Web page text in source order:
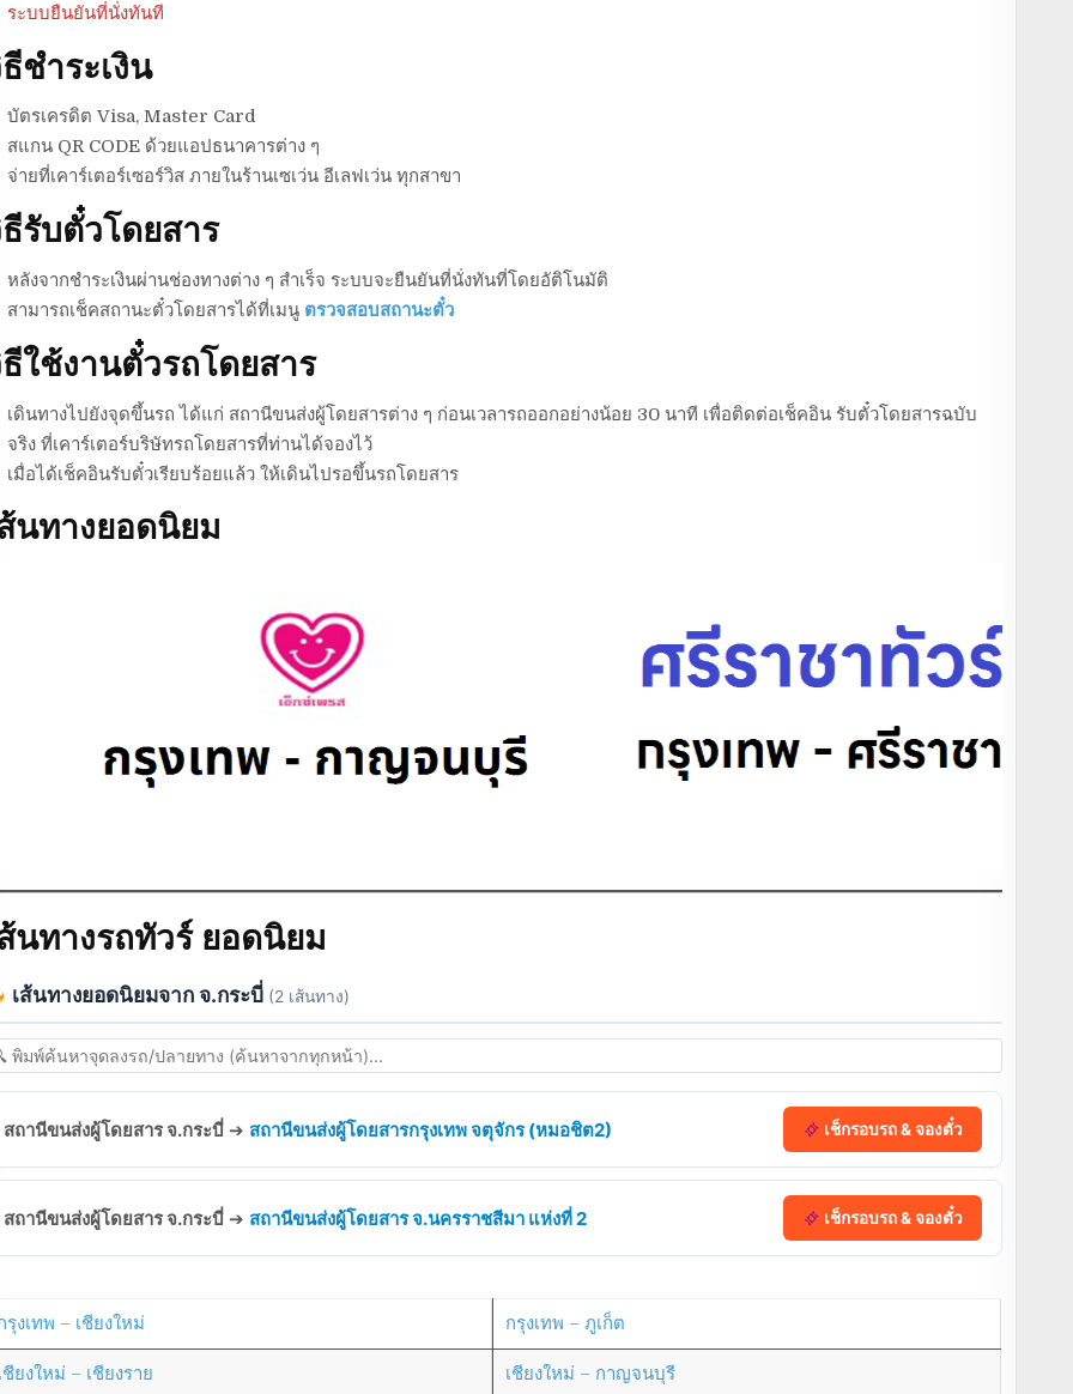
ระบบยืนยันที่นั่งทันที
ชำระเงิน
บัตรเครดิต Visa, Master Card
สแกน QR CODE ด้วยแอปธนาคารต่าง ๆ
จ่ายที่เคาร์เตอร์เซอร์วิส ภายในร้านเซเว่น อีเลฟเว่น ทุกสาขา
รับตั๋วโดยสาร
หลังจากชำระเงินผ่านช่องทางต่าง ๆ สำเร็จ ระบบจะยืนยันที่นั่งทันที่โดยอัติโนมัติ
สามารถเช็คสถานะตั๋วโดยสารได้ที่เมนู ตรวจสอบสถานะตั๋ว
ใช้งานตั๋วรถโดยสาร
เดินทางไปยังจุดขึ้นรถ ได้แก่ สถานีขนส่งผู้โดยสารต่าง ๆ ก่อนเวลารถออกอย่างน้อย 30 นาที เพื่อติดต่อเช็คอิน รับตั๋วโดยสารฉบับ
จริง ที่เคาร์เตอร์บริษัทรถโดยสารที่ท่านได้จองไว้
เมื่อได้เช็คอินรับตั๋วเรียบร้อยแล้ว ให้เดินไปรอขึ้นรถโดยสาร
นทางยอดนิยม
นทางรถทัวร์ ยอดนิยม
เส้นทางยอดนิยมจาก จ.กระบี่ (2 เส้นทาง)
สถานีขนส่งผู้โดยสาร จ.กระบี่➔ สถานีขนส่งผู้โดยสารกรุงเทพ จตุจักร (หมอชิต2) เช็กรอบรถ & จองตั๋ว
สถานีขนส่งผู้โดยสาร จ.กระบี่➔ สถานีขนส่งผู้โดยสาร จ.นครราชสีมา แห่งที่ 2 เช็กรอบรถ & จองตั๋ว
รุงเทพ – เชียงใหม่
ชียงใหม่ – เชียงราย
กรุงเทพ – ภูเก็ต
เชียงใหม่ – กาญจนบุรี